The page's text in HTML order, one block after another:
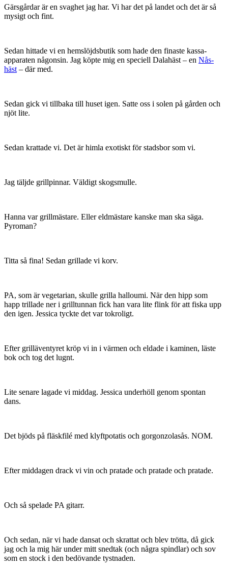
Gärsgårdar är en svaghet jag har. Vi har det på landet och det är så
mysigt och fint.
Sedan hittade vi en hemslöjdsbutik som hade den finaste kassa-
apparaten någonsin. Jag köpte mig en speciell Dalahäst – en Nås-
häst – där med.
Sedan gick vi tillbaka till huset igen. Satte oss i solen på gården och
njöt lite.
Sedan krattade vi. Det är himla exotiskt för stadsbor som vi.
Jag täljde grillpinnar. Väldigt skogsmulle.
Hanna var grillmästare. Eller eldmästare kanske man ska säga.
Pyroman?
Titta så fina! Sedan grillade vi korv.
PA, som är vegetarian, skulle grilla halloumi. När den hipp som
happ trillade ner i grilltunnan fick han vara lite flink för att fiska upp
den igen. Jessica tyckte det var tokroligt.
Efter grilläventyret kröp vi in i värmen och eldade i kaminen, läste
bok och tog det lugnt.
Lite senare lagade vi middag. Jessica underhöll genom spontan
dans.
Det bjöds på fläskfilé med klyftpotatis och gorgonzolasås. NOM.
Efter middagen drack vi vin och pratade och pratade och pratade.
Och så spelade PA gitarr.
Och sedan, när vi hade dansat och skrattat och blev trötta, då gick
jag och la mig här under mitt snedtak (och några spindlar) och sov
som en stock i den bedövande tystnaden.